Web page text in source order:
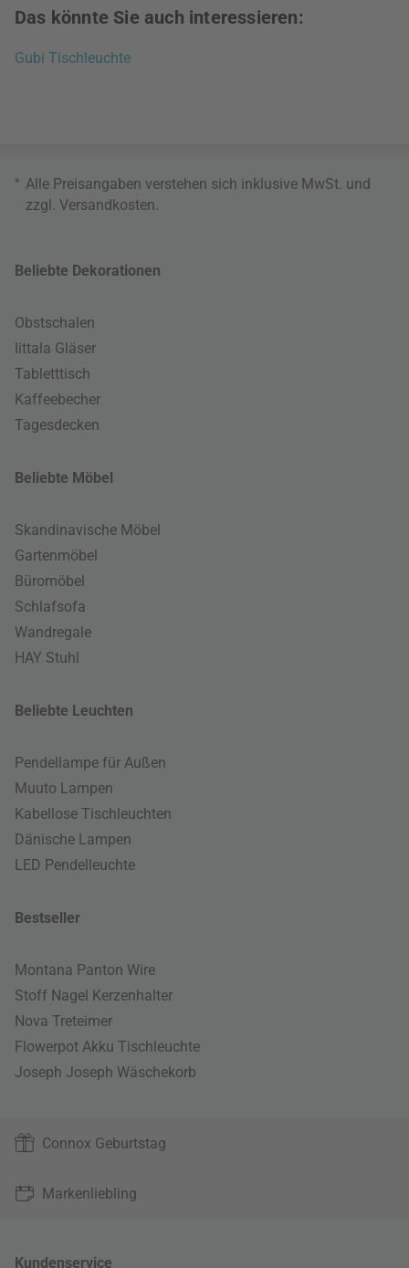
Das könnte Sie auch interessieren:
Gubi Tischleuchte
* Alle Preisangaben verstehen sich inklusive MwSt. und
zzgl. Versandkosten.
Beliebte Dekorationen
Obstschalen
Iittala Gläser
Tabletttisch
Kaffeebecher
Tagesdecken
Beliebte Möbel
Skandinavische Möbel
Gartenmöbel
Büromöbel
Schlafsofa
Wandregale
HAY Stuhl
Beliebte Leuchten
Pendellampe für Außen
Muuto Lampen
Kabellose Tischleuchten
Dänische Lampen
LED Pendelleuchte
Bestseller
Montana Panton Wire
Stoff Nagel Kerzenhalter
Nova Treteimer
Flowerpot Akku Tischleuchte
Joseph Joseph Wäschekorb
Connox Geburtstag
Markenliebling
Kundenservice